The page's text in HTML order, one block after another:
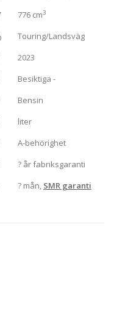
776 cm3
Touring/Landsväg
2023
Besiktiga -
Bensin
liter
A-behörighet
? år fabriksgaranti
? mån, SMR garanti